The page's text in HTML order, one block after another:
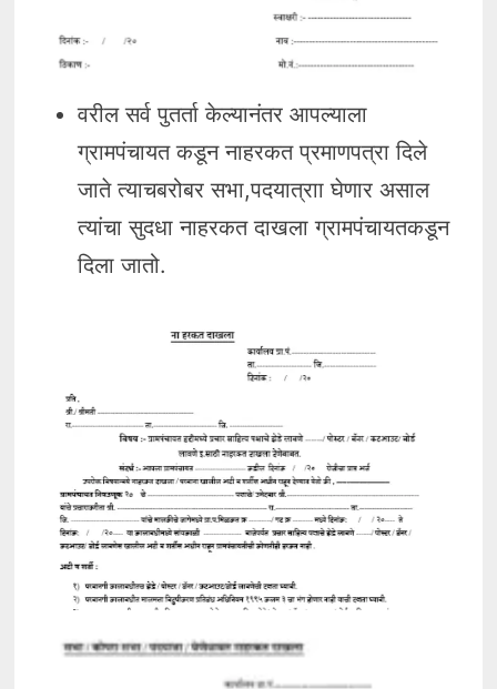
वरील सर्व पुतर्ता केल्यानंतर आपल्याला
ग्रामपंचायत कडून नाहरकत प्रमाणपत्रा दिले
जाते त्याचबरोबर सभा,पदयात्राा घेणार असाल
त्यांचा सुदधा नाहरकत दाखला ग्रामपंचायतकडून
दिला जातो.